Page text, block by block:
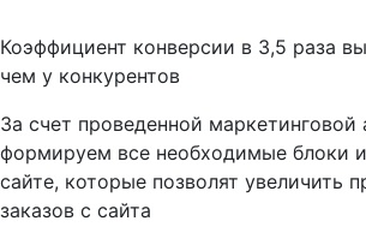
Коэффициент конверсии в 3,5 раза
чем у конкурентов
За счет проведенной
формируем все необходимые блоки
сайте, которые позволят увеличить
заказов с сайта